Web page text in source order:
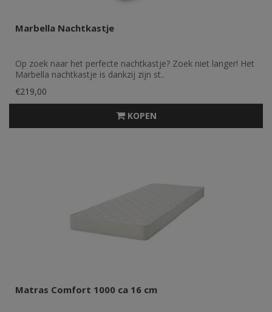
Marbella Nachtkastje
Op zoek naar het perfecte nachtkastje? Zoek niet langer! Het
Marbella nachtkastje is dankzij zijn st..
€219,00
KOPEN
Matras Comfort 1000 ca 16 cm